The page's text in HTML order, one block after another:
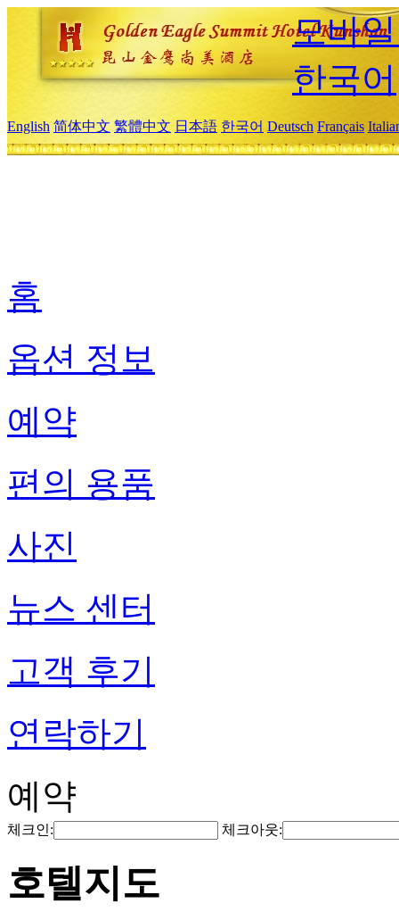
모바
한국어
English 简体中文 繁體中文 日本語 한국어 Deutsch Français
홈
옵션 정보
예약
편의 용품
사진
뉴스 센터
고객 후기
연락하기
예약
체크인: 체크아웃:
호텔지도